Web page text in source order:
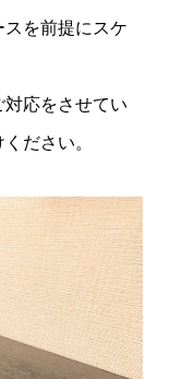
を前提にスケ
応をさせてい
ださい。